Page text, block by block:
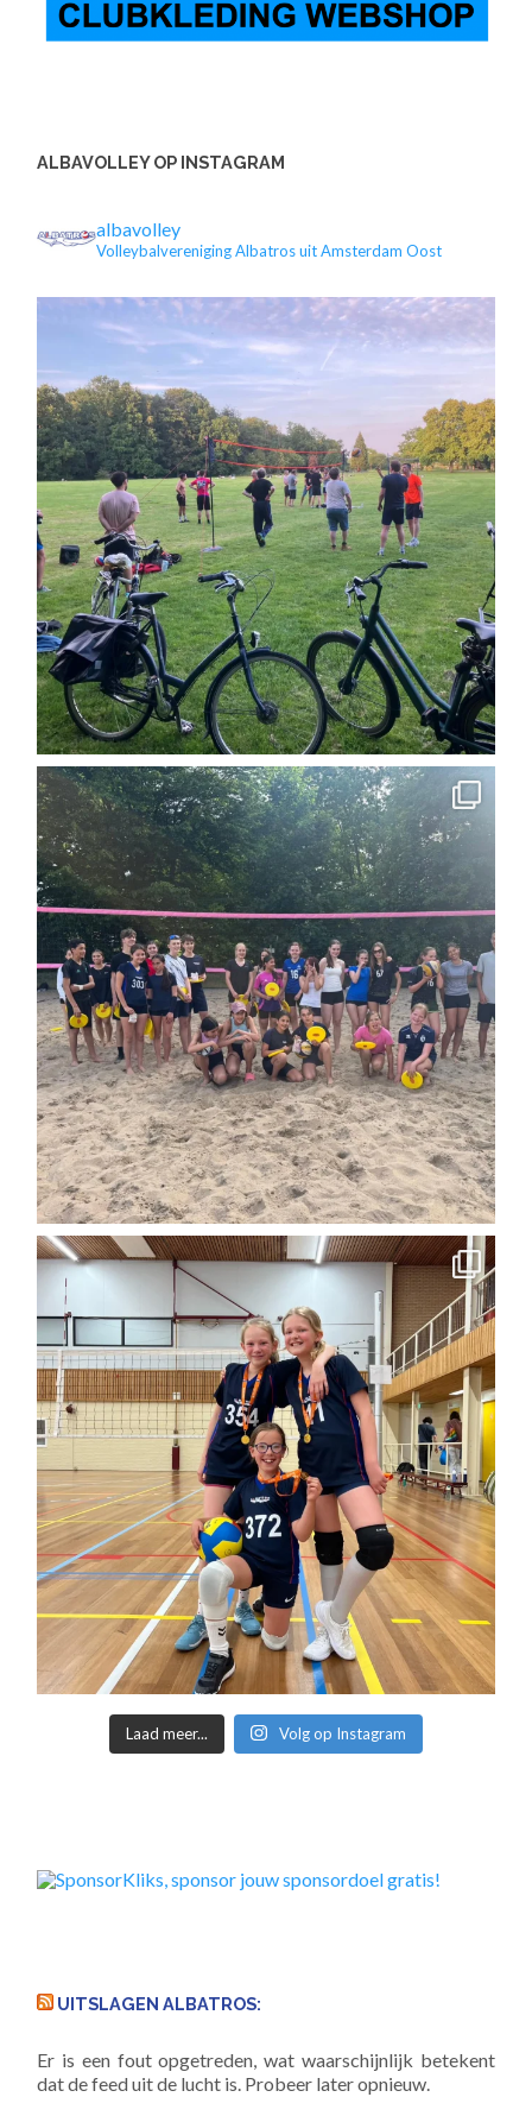
ALBAVOLLEY OP INSTAGRAM
albavolley
Volleybalvereniging Albatros uit Amsterdam Oost
Laad meer... Volg op Instagram
UITSLAGEN ALBATROS:
Er is een fout opgetreden, wat waarschijnlijk betekent
dat de feed uit de lucht is. Probeer later opnieuw.